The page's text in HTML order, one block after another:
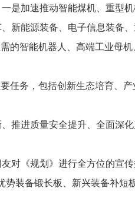
一是加速推动智能煤机、 重型机
新能源装备、 电子信息装备、
的智能机器人、 高端工业母机
任务， 包括创新生态培育、 产
推进质量安全提升、 全面深化
对《规划》进行全方位的宣传
势装备锻长板、 新兴装备补短